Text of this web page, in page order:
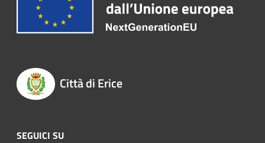
Città di Erice
SEGUICI SU